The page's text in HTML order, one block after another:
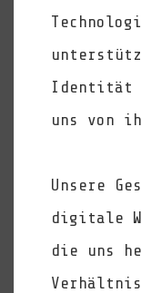
Identität
uns von
Unsere
digitale
die uns